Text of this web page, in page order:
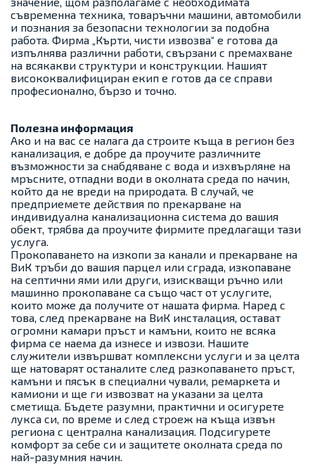
съвременна техника, товаръчни машини, автомобили
и познания за безопасни технологии за подобна
работа. Фирма „Кърти, чисти извозва“ е готова да
изпълнява различни работи, свързани с премахване
на всякакви структури и конструкции. Нашият
висококвалифициран екип е готов да се справи
професионално, бързо и точно.
Полезна информация
Ако и на вас се налага да строите къща в регион без
канализация, е добре да проучите различните
възможности за снабдяване с вода и изхвърляне на
мръсните, отпадни води в околната среда по начин,
който да не вреди на природата. В случай, че
предприемете действия по прекарване на
индивидуална канализационна система до вашия
обект, трябва да проучите фирмите предлагащи тази
услуга.
Прокопаването на изкопи за канали и прекарване на
ВиК тръби до вашия парцел или сграда, изкопаване
на септични ями или други, изискващи ръчно или
машинно прокопаване са също част от услугите,
които може да получите от нашата фирма. Наред с
това, след прекарване на ВиК инсталация, остават
огромни камари пръст и камъни, които не всяка
фирма се наема да изнесе и извози. Нашите
служители извършват комплексни услуги и за целта
ще натоварят останалите след разкопаването пръст,
камъни и пясък в специални чували, ремаркета и
камиони и ще ги извозват на указани за целта
сметища. Бъдете разумни, практични и осигурете
лукса си, по време и след строеж на къща извън
региона с централна канализация. Подсигурете
комфорт за себе си и защитете околната среда по
най-разумния начин.